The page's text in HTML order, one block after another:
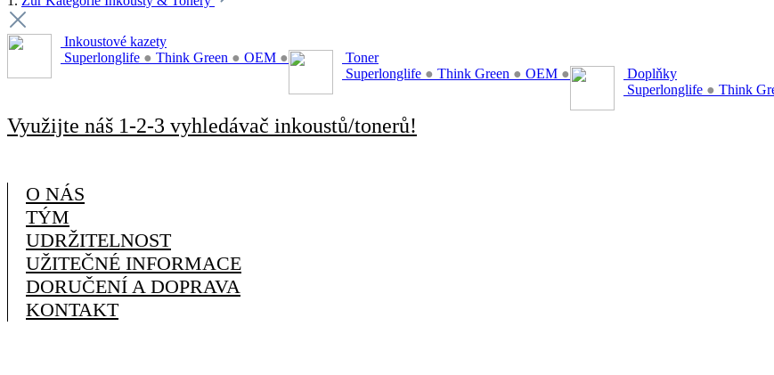
Inkoustové kazety
Superlonglife ● Think Green ● OEM ●
Toner
Superlonglife ● Think Green ● OEM ●
Doplňky
Superlonglife ● Think
Využijte náš 1-2-3 vyhledávač inkoustů/tonerů!
O NÁS
TÝM
UDRŽITELNOST
UŽITEČNÉ INFORMACE
DORUČENÍ A DOPRAVA
KONTAKT